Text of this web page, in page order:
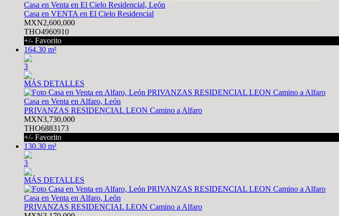
Casa en Venta en El Cielo Residencial, León
Casa en VENTA en El Cielo Residencial
MXN2,600,000
THO4960910
+/- Favorito
164.30 m²
3
MÁS DETALLES
Casa en Venta en Alfaro, León
PRIVANZAS RESIDENCIAL LEON Camino a Alfaro
MXN3,730,000
THO6883173
+/- Favorito
130.30 m²
3
MÁS DETALLES
Casa en Venta en Alfaro, León
PRIVANZAS RESIDENCIAL LEON Camino a Alfaro